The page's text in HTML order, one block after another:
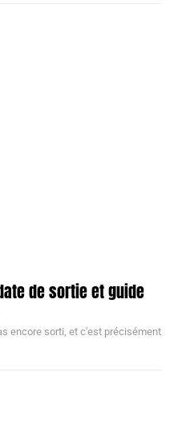
de sortie et guide
encore sorti, et c'est précisément